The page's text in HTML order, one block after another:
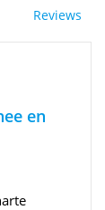
Reviews
en